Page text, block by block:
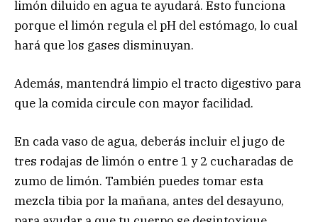
limón diluido en agua te ayudará. Esto funciona
porque el limón regula el pH del estómago, lo cual
hará que los gases disminuyan.
Además, mantendrá limpio el tracto digestivo para
que la comida circule con mayor facilidad.
En cada vaso de agua, deberás incluir el jugo de
tres rodajas de limón o entre 1 y 2 cucharadas de
zumo de limón. También puedes tomar esta
mezcla tibia por la mañana, antes del desayuno,